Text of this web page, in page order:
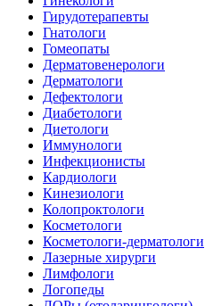
Гирудотерапевты
Гнатологи
Гомеопаты
Дерматовенерологи
Дерматологи
Дефектологи
Диабетологи
Диетологи
Иммунологи
Инфекционисты
Кардиологи
Кинезиологи
Колопроктологи
Косметологи
Косметологи-дерматологи
Лазерные хирурги
Лимфологи
Логопеды